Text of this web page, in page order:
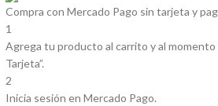
Compra con Mercado Pago sin tarjeta y
1
Agrega tu producto al carrito y al momento
Tarjeta”.
2
Inicia sesión en Mercado Pago.